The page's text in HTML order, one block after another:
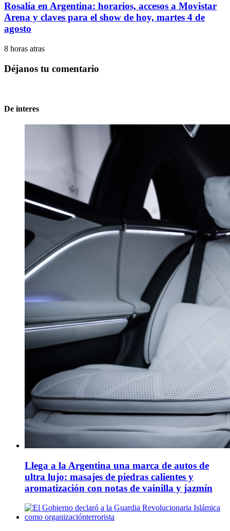
Rosalía en Argentina: horarios, accesos a Movistar
Arena y claves para el show de hoy, martes 4 de
agosto
8 horas atras
Déjanos tu comentario
De interes
Llega a la Argentina una marca de autos de
ultra lujo: masajes de piedras calientes y
aromatización con notas de vainilla y jazmín